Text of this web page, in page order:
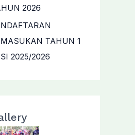
2026
TAHUN 1
2025/2026